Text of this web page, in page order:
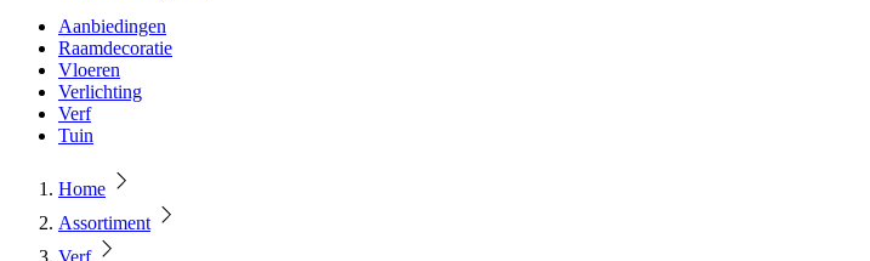
Aanbiedingen
Raamdecoratie
Vloeren
Verlichting
Verf
Tuin
Home
Assortiment
Verf